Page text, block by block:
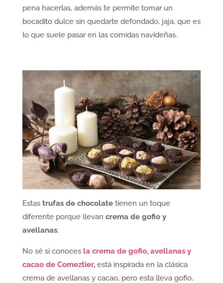
pena hacerlas, además te permite tomar un
bocadito dulce sin quedarte defondado, jaja, que es
lo que suele pasar en las comidas navideñas.
Estas trufas de chocolatetienen un toque
diferente porque llevan crema de gofio y
avellanas.
No sé si conoces la crema de gofio, avellanas y
cacao de Comeztier, está inspirada en la clásica
crema de avellanas y cacao, pero esta lleva gofio,